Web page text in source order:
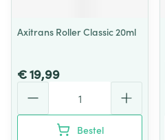
Axitrans Roller Classic 20ml
€ 19,99
Bestel